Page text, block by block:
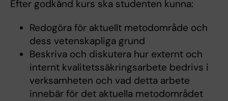
Efter godkänd kurs ska studenten kunna:
Redogöra för aktuellt metodområde och
dess vetenskapliga grund
Beskriva och diskutera hur externt och
internt kvalitetssäkringsarbete bedrivs i
verksamheten och vad detta arbete
innebär för det aktuella metodområdet